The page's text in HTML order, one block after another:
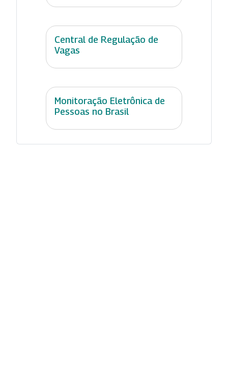
Central de Regulação de
Vagas
Monitoração Eletrônica de
Pessoas no Brasil